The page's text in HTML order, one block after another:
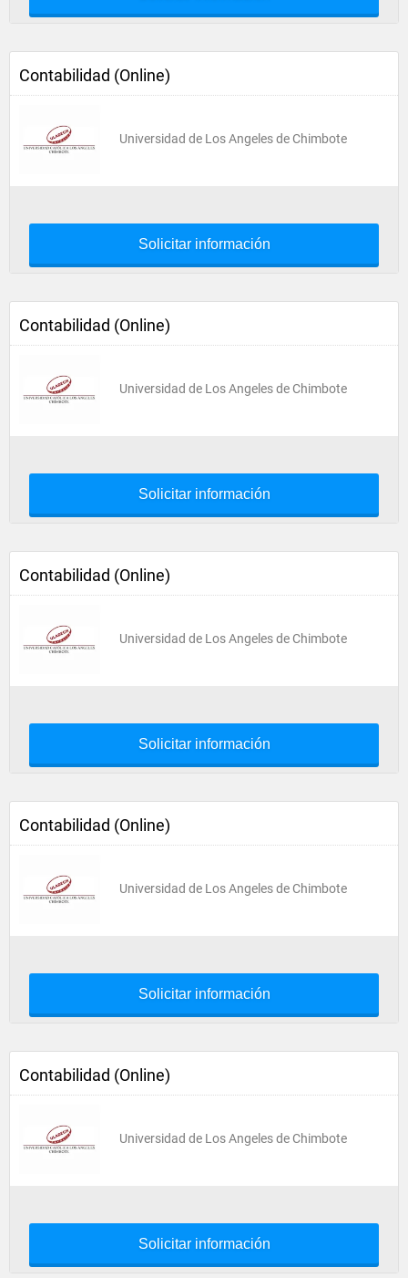
Contabilidad (Online)
Universidad de Los Angeles de Chimbote
Solicitar información
Contabilidad (Online)
Universidad de Los Angeles de Chimbote
Solicitar información
Contabilidad (Online)
Universidad de Los Angeles de Chimbote
Solicitar información
Contabilidad (Online)
Universidad de Los Angeles de Chimbote
Solicitar información
Contabilidad (Online)
Universidad de Los Angeles de Chimbote
Solicitar información